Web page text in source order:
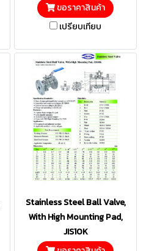
ขอราคาสินค้า
เปรียบเทียบ
Stainless Steel Ball Valve,
With High Mounting Pad,
JIS10K